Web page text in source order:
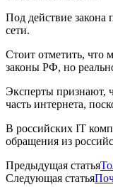
Под действие
сети.
Стоит отметить, что
законы РФ, но
Эксперты признают,
часть интернета,
В российских IT
обращения из
Предыдущая статья
Следующая статья